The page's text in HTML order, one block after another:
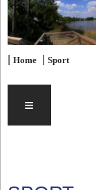
|Home |Sport
≡